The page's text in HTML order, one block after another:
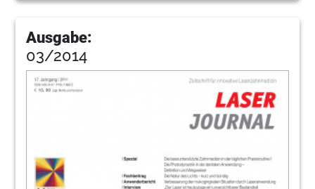
Ausgabe:
03/2014